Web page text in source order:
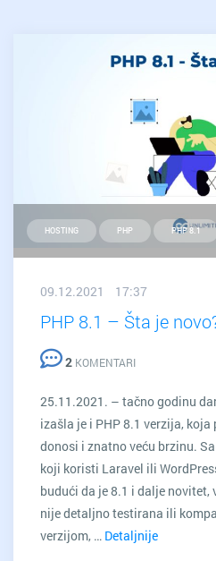
HOSTING PHP PHP 8.1
09.12.2021 17:37
PHP 8.1 – Šta je
2 KOMENTARI
25.11.2021. – tačno godinu
izašla je i PHP 8.1 verzija,
donosi i znatno veću brzinu.
koji koristi Laravel ili
budući da je 8.1 i dalje
nije detaljno testirana ili
verzijom, … Detaljnije